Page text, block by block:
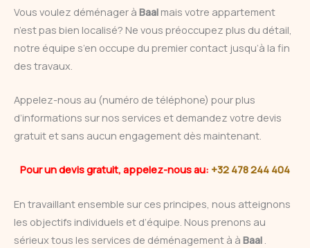
Vous voulez déménager à Baal mais votre appartement
n’est pas bien localisé? Ne vous préoccupez plus du détail,
notre équipe s’en occupe du premier contact jusqu’à la fin
des travaux.
Appelez-nous au (numéro de téléphone) pour plus
d’informations sur nos services et demandez votre devis
gratuit et sans aucun engagement dès maintenant.
Pour un devis gratuit, appelez-nous au: +32 478 244 404
En travaillant ensemble sur ces principes, nous atteignons
les objectifs individuels et d’équipe. Nous prenons au
sérieux tous les services de déménagement à à Baal